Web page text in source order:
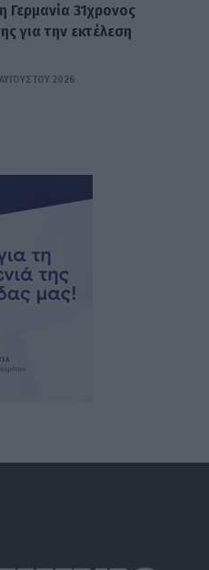
Γερμανία 31χρονος
για την εκτέλεση
2026